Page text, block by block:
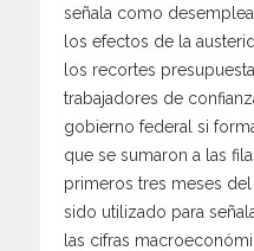
señala como
los efectos de la
los recortes
trabajadores de
gobierno federal si
que se sumaron a las
primeros tres meses
sido utilizado para
las cifras